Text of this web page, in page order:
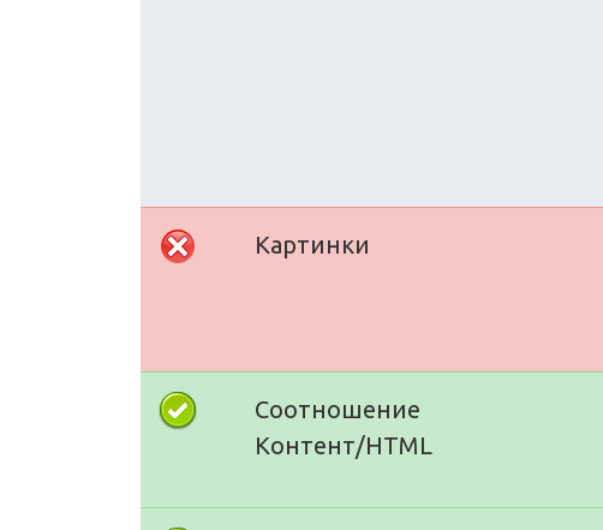
Картинки
Соотношение
Контент/HTML